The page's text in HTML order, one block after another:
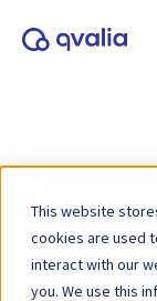
This website
cookies are used
interact with our
you. We use this